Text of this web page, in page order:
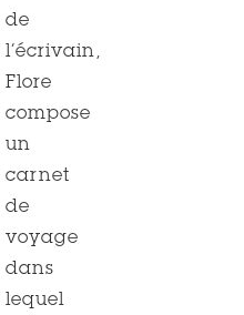
de
l’écrivain,
Flore
compose
un
carnet
de
voyage
dans
lequel